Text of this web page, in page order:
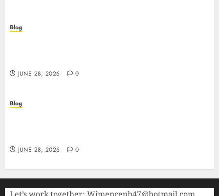
Blog
JUNE 28, 2026 0
Blog
JUNE 28, 2026 0